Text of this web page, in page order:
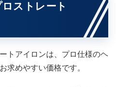
ストレート
トアイロンは、プロ仕様のヘ
求めやすい価格です。